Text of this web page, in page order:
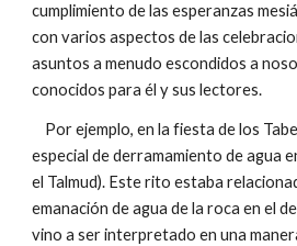
cumplimiento de las esperanzas
con varios aspectos de las
asuntos a menudo escondidos a
conocidos para él y sus lectores.
Por ejemplo, en la fiesta de los
especial de derramamiento de agua
el Talmud). Este rito estaba
emanación de agua de la roca en el
vino a ser interpretado en una